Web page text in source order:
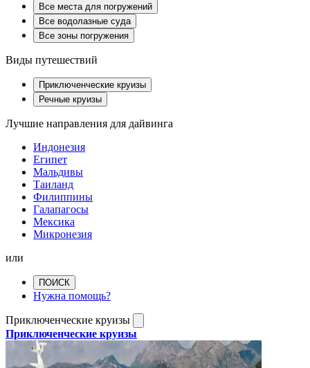
Все места для погружений
Все водолазные суда
Все зоны погружения
Виды путешествий
Приключенческие круизы
Речные круизы
Лучшие направления для дайвинга
Индонезия
Египет
Мальдивы
Таиланд
Филиппины
Галапагосы
Мексика
Микронезия
или
ПОИСК
Нужна помощь?
Приключенческие круизы
Приключенческие круизы